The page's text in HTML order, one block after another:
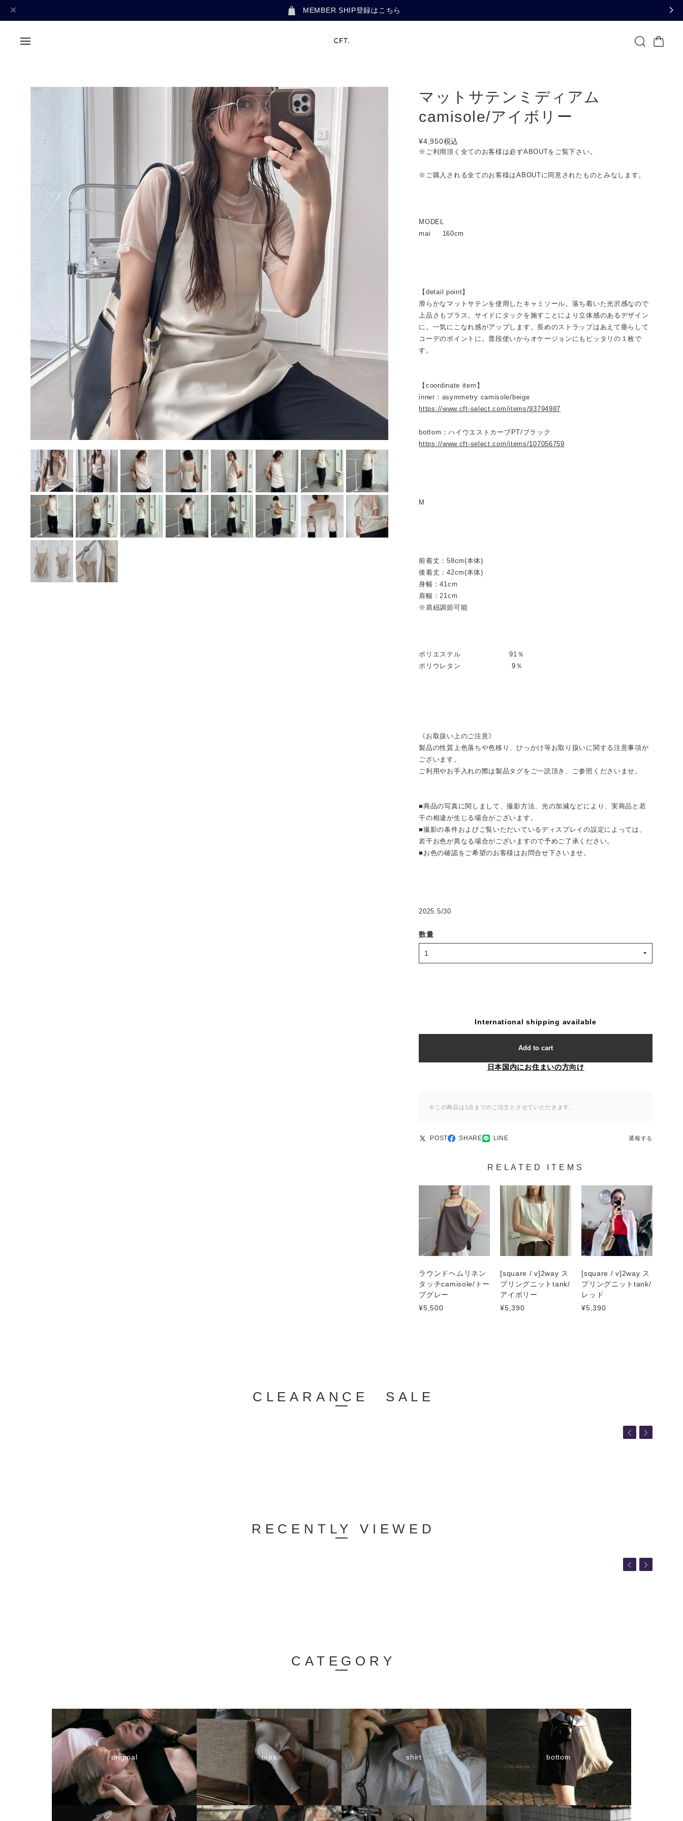
MEMBER SHIP登録はこちら
マットサテンミディアム
camisole/アイボリー
¥4,950税込
※ご利用頂く全てのお客様は必ずABOUTをご覧下さい。
※ご購入される全てのお客様はABOUTに同意されたものとみなします。
MODEL
mai 160cm
【detail point】
滑らかなマットサテンを使用したキャミソール。落ち着いた光沢感なので
上品さもプラス。サイドにタックを施すことにより立体感のあるデザイン
に。一気にこなれ感がアップします。長めのストラップはあえて垂らして
コーデのポイントに。普段使いからオケージョンにもピッタリの１枚で
す。
【coordinate item】
inner：asymmetry camisole/beige
https://www.cft-select.com/items/93794987
bottom：ハイウエストカーブPT/ブラック
https://www.cft-select.com/items/107056759
M
前着丈：58cm(本体)
後着丈：42cm(本体)
身幅：41cm
肩幅：21cm
※肩紐調節可能
ポリエステル 91％
ポリウレタン 9％
《お取扱い上のご注意》
製品の性質上色落ちや色移り、ひっかけ等お取り扱いに関する注意事項が
ございます。
ご利用やお手入れの際は製品タグをご一読頂き、ご参照くださいませ。
■商品の写真に関しまして、撮影方法、光の加減などにより、実商品と若
干の相違が生じる場合がございます。
■撮影の条件およびご覧いただいているディスプレイの設定によっては、
若干お色が異なる場合がございますので予めご了承ください。
■お色の確認をご希望のお客様はお問合せ下さいませ。
2025.5/30
数量
International shipping available
Add to cart
日本国内にお住まいの方向け
※この商品は1点までのご注文とさせていただきます。
POST SHARE LINE 通報する
RELATED ITEMS
ラウンドヘムリネン
タッチcamisole/トー
プグレー
¥5,500
[square / v]2way ス
プリングニットtank/
アイボリー
¥5,390
[square / v]2way ス
プリングニットtank/
レッド
¥5,390
CLEARANCE SALE
RECENTLY VIEWED
CATEGORY
original tops shirt bottom